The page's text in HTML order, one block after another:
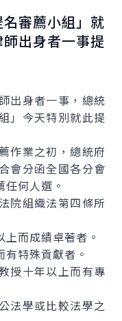
審薦小組」就
出身者一事提
出身者一事，總統
」今天特別就此提
業之初，總統府
會分函全國各分會
何人選。
組織法第四條所
而成績卓著者。
特殊貢獻者。
十年以上而有專
學或比較法學之